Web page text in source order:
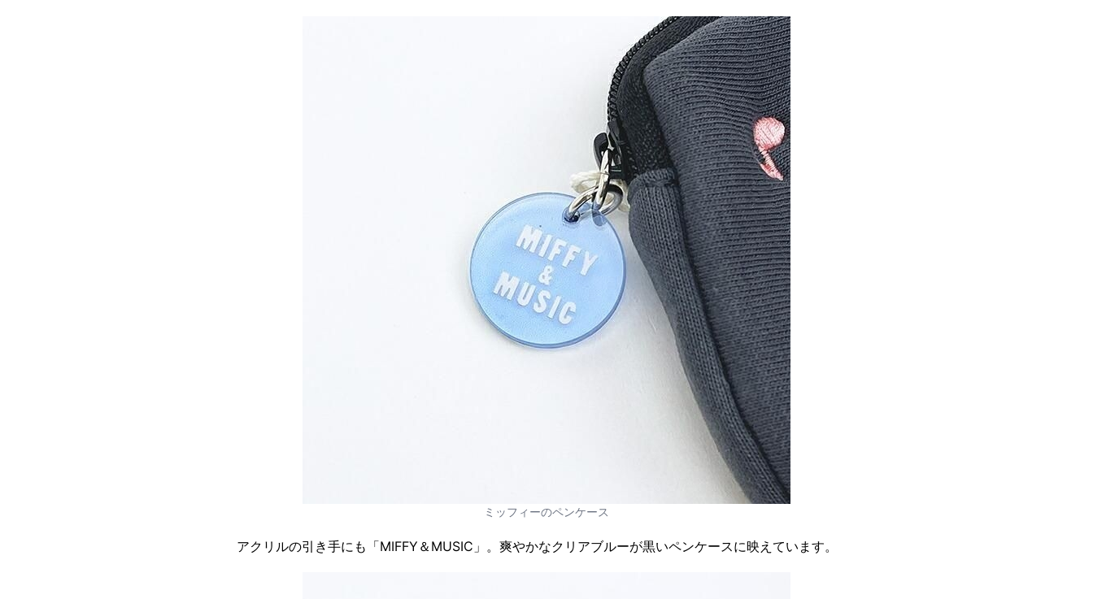
ミッフィーのペンケース
アクリルの引き手にも「MIFFY＆MUSIC」。爽やかなクリアブルーが黒いペンケースに映えています。